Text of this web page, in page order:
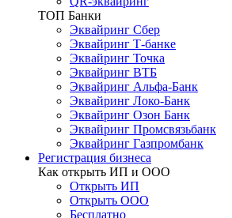
ТОП Банки
Эквайринг Сбер
Эквайринг Т-банке
Эквайринг Точка
Эквайринг ВТБ
Эквайринг Альфа-Банк
Эквайринг Локо-Банк
Эквайринг Озон Банк
Эквайринг Промсвязьбанк
Эквайринг Газпромбанк
Регистрация бизнеса
Как открыть ИП и ООО
Открыть ИП
Открыть ООО
Бесплатно